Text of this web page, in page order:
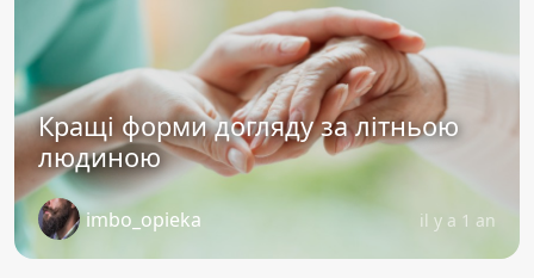
Кращі форми догляду за літньою
людиною
imbo_opieka il y a 1 an